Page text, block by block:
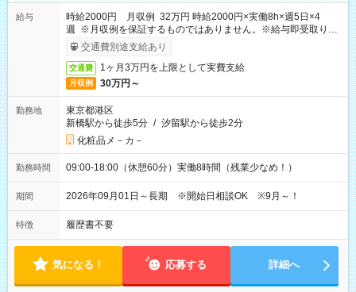
給与
時給2000円 月収例 32万円 時給2000円×実働8h×週5日×4
週 ※月収例を保証するものではありません。※給与即受取りサ
ービス利用可（利用条件有）
交通費別途支給あり
交通費 1ヶ月3万円を上限として実費支給
月収例 30万円～
勤務地
東京都港区
新橋駅から徒歩5分 / 汐留駅から徒歩2分
化粧品メ－カ－
勤務時間 09:00-18:00（休憩60分）実働8時間（残業少なめ！）
期間 2026年09月01日～長期 ※開始日相談OK ※9月～！
特徴 履歴書不要
気になる！ 応募する 詳細へ